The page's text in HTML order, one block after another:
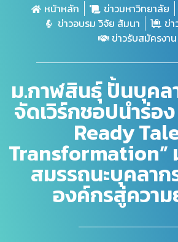
หน้าหลัก ข่าวมหาวิทยาลัย
ข่าวอบรม วิจัย สัมนา
ข่
ข่าวรับสมัครงาน
ม.กาฬสินธุ์ ปั้นบุคล
จัดเวิร์กชอปนำร่อ
Ready
Transformation”
สมรรถนะบุคลา
องค์กรสู่ควา